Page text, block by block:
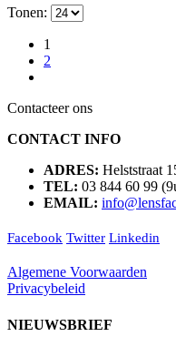
Tonen:
1
2
Contacteer ons
CONTACT INFO
ADRES: Helststraat
TEL: 03 844 60 99
EMAIL:
Facebook Twitter Linkedin
Algemene Voorwaarden
Privacybeleid
NIEUWSBRIEF